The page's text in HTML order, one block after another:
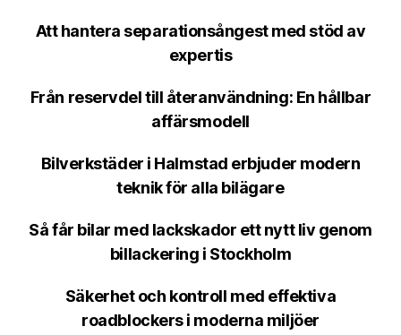
Att hantera separationsångest med stöd av
expertis
Från reservdel till återanvändning: En hållbar
affärsmodell
Bilverkstäder i Halmstad erbjuder modern
teknik för alla bilägare
Så får bilar med lackskador ett nytt liv genom
billackering i Stockholm
Säkerhet och kontroll med effektiva
roadblockers i moderna miljöer